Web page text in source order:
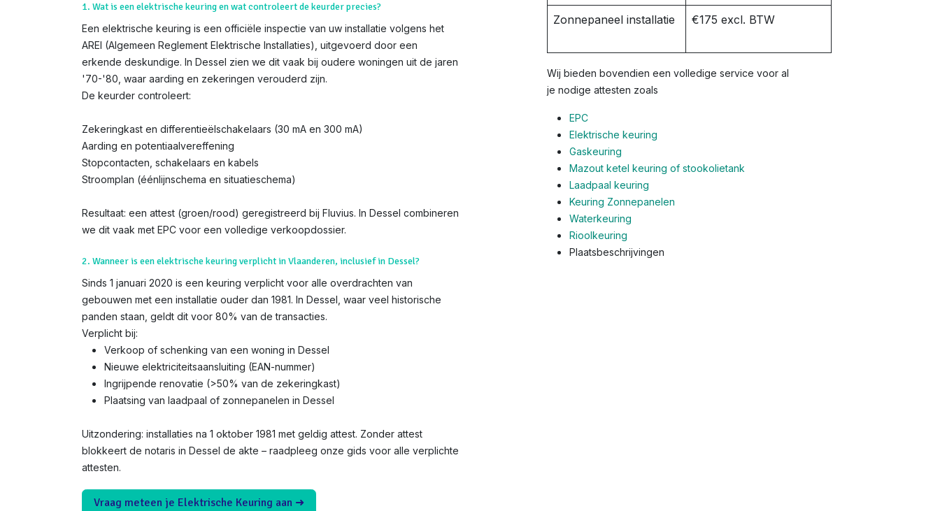
1. Wat is een elektrische keuring en wat controleert de keurder precies?
Een elektrische keuring is een officiële inspectie van uw installatie volgens het
AREI (Algemeen Reglement Elektrische Installaties), uitgevoerd door een
erkende deskundige. In Dessel zien we dit vaak bij oudere woningen uit de jaren
'70-'80, waar aarding en zekeringen verouderd zijn.
De keurder controleert:
Zekeringkast en differentieëlschakelaars (30 mA en 300 mA)
Aarding en potentiaalvereffening
Stopcontacten, schakelaars en kabels
Stroomplan (éénlijnschema en situatieschema)
Resultaat: een attest (groen/rood) geregistreerd bij Fluvius. In Dessel combineren
we dit vaak met EPC voor een volledige verkoopdossier.
2. Wanneer is een elektrische keuring verplicht in Vlaanderen, inclusief in Dessel?
Sinds 1 januari 2020 is een keuring verplicht voor alle overdrachten van
gebouwen met een installatie ouder dan 1981. In Dessel, waar veel historische
panden staan, geldt dit voor 80% van de transacties.
Verplicht bij:
Verkoop of schenking van een woning in Dessel
Nieuwe elektriciteitsaansluiting (EAN-nummer)
Ingrijpende renovatie (>50% van de zekeringkast)
Plaatsing van laadpaal of zonnepanelen in Dessel
Uitzondering: installaties na 1 oktober 1981 met geldig attest. Zonder attest
blokkeert de notaris in Dessel de akte – raadpleeg onze gids voor alle verplichte
attesten.
Vraag meteen je Elektrische Keuring aan ➜
Zonnepaneel installatie €175 excl. BTW
Wij bieden bovendien een volledige service voor al
je nodige attesten zoals
EPC
Elektrische keuring
Gaskeuring
Mazout ketel keuring of stookolietank
Laadpaal keuring
Keuring Zonnepanelen
Waterkeuring
Rioolkeuring
Plaatsbeschrijvingen